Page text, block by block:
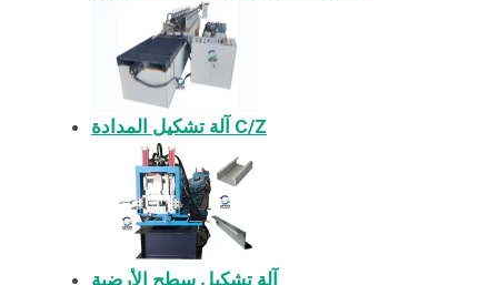
آلة تشكيل المدادة C/Z
آلة تشكيل سطح الأرضية